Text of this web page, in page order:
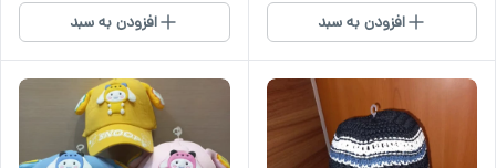
افزودن به سبد افزودن به سبد